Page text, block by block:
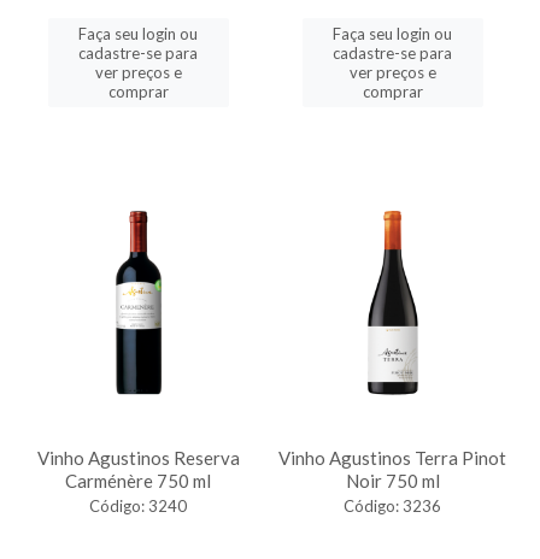
Faça seu login ou
cadastre-se para
ver preços e
comprar
Faça seu login ou
cadastre-se para
ver preços e
comprar
Vinho Agustinos Reserva
Carménère 750 ml
Código: 3240
Vinho Agustinos Terra Pinot
Noir 750 ml
Código: 3236